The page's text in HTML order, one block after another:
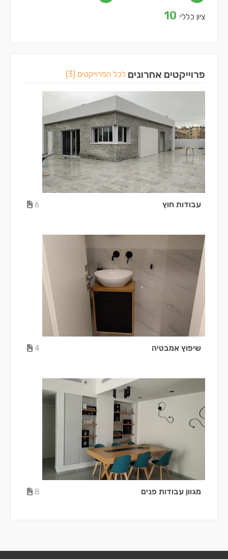
ציון כללי: 10
פרוייקטים אחרונים לכל הפרוייקטים (3)
עבודות חוץ 6
שיפוץ אמבטיה 4
מגוון עבודות פנים 8